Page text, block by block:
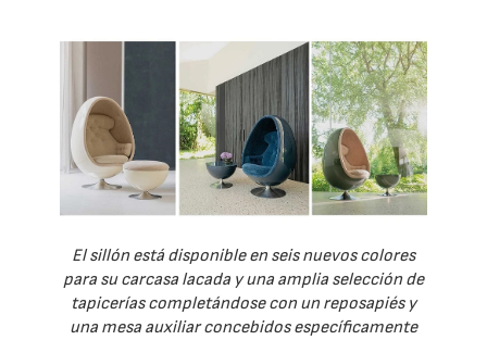
El sillón está disponible en seis nuevos colores
para su carcasa lacada y una amplia selección de
tapicerías completándose con un reposapiés y
una mesa auxiliar concebidos específicamente